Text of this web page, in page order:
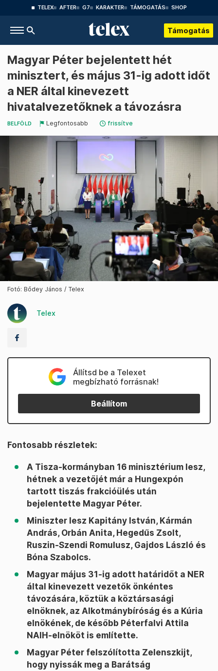
TELEX AFTER G7 KARAKTER TÁMOGATÁS SHOP
Támogatás
Magyar Péter bejelentett hét
minisztert, és május 31-ig adott időt
a NER által kinevezett
hivatalvezetőknek a távozásra
BELFÖLD Legfontosabb frissítve
Fotó: Bődey János / Telex
Telex
Állítsd be a Telexet
megbízható forrásnak!
Beállítom
Fontosabb részletek:
A Tisza-kormányban 16 minisztérium lesz,
hétnek a vezetőjét már a Hungexpón
tartott tiszás frakcióülés után
bejelentette Magyar Péter.
Miniszter lesz Kapitány István, Kármán
András, Orbán Anita, Hegedűs Zsolt,
Ruszin-Szendi Romulusz, Gajdos László és
Bóna Szabolcs.
Magyar május 31-ig adott határidőt a NER
által kinevezett vezetők önkéntes
távozására, köztük a köztársasági
elnöknek, az Alkotmánybíróság és a Kúria
elnökének, de később Péterfalvi Attila
NAIH-elnököt is említette.
Magyar Péter felszólította Zelenszkijt,
hogy nyissák meg a Barátság